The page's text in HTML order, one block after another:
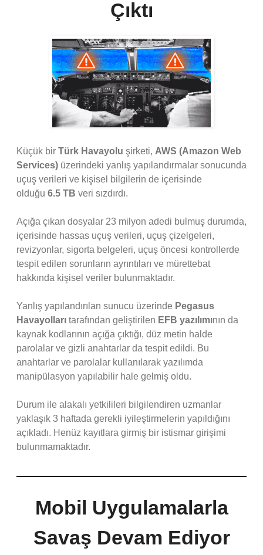
Çıktı
Küçük bir Türk Havayolu şirketi, AWS (Amazon Web
Services) üzerindeki yanlış yapılandırmalar sonucunda
uçuş verileri ve kişisel bilgilerin de içerisinde
olduğu 6.5 TB veri sızdırdı.
Açığa çıkan dosyalar 23 milyon adedi bulmuş durumda,
içerisinde hassas uçuş verileri, uçuş çizelgeleri,
revizyonlar, sigorta belgeleri, uçuş öncesi kontrollerde
tespit edilen sorunların ayrıntıları ve mürettebat
hakkında kişisel veriler bulunmaktadır.
Yanlış yapılandırılan sunucu üzerinde Pegasus
Havayolları tarafından geliştirilen EFB yazılımının da
kaynak kodlarının açığa çıktığı, düz metin halde
parolalar ve gizli anahtarlar da tespit edildi. Bu
anahtarlar ve parolalar kullanılarak yazılımda
manipülasyon yapılabilir hale gelmiş oldu.
Durum ile alakalı yetkilileri bilgilendiren uzmanlar
yaklaşık 3 haftada gerekli iyileştirmelerin yapıldığını
açıkladı. Henüz kayıtlara girmiş bir istismar girişimi
bulunmamaktadır.
Mobil Uygulamalarla
Savaş Devam Ediyor